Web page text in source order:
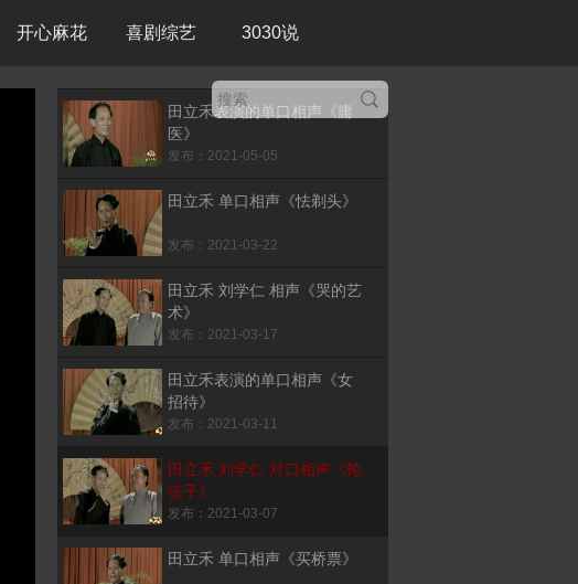
开心麻花 喜剧综艺 3030说
田立禾表演的单口相声《庸
医》
发布：2021-05-05
田立禾 单口相声《怯剃头》
发布：2021-03-22
田立禾 刘学仁 相声《哭的艺
术》
发布：2021-03-17
田立禾表演的单口相声《女
招待》
发布：2021-03-11
田立禾 刘学仁 对口相声《抡
弦子》
发布：2021-03-07
田立禾 单口相声《买桥票》